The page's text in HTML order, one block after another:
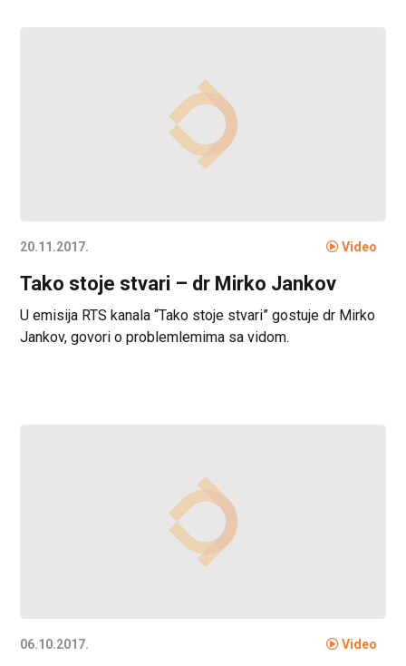
20.11.2017. Video
Tako stoje stvari – dr Mirko Jankov
U emisija RTS kanala “Tako stoje stvari” gostuje dr Mirko
Jankov, govori o problemlemima sa vidom.
06.10.2017. Video